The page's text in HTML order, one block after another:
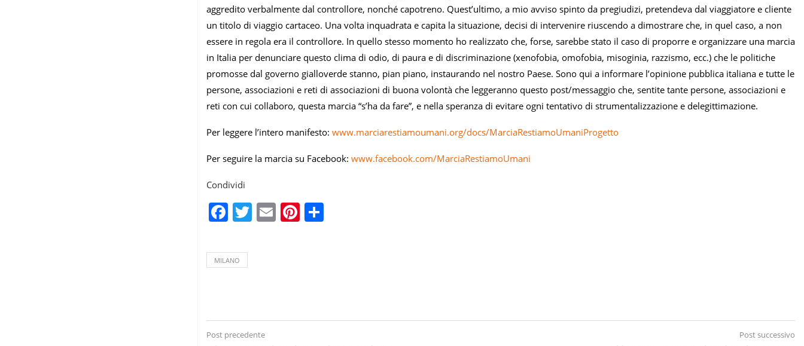
aggredito verbalmente dal controllore, nonché capotreno. Quest’ultimo, a mio avviso spinto da pregiudizi, pretendeva dal viaggiatore e cliente
un titolo di viaggio cartaceo. Una volta inquadrata e capita la situazione, decisi di intervenire riuscendo a dimostrare che, in quel caso, a non
essere in regola era il controllore. In quello stesso momento ho realizzato che, forse, sarebbe stato il caso di proporre e organizzare una marcia
in Italia per denunciare questo clima di odio, di paura e di discriminazione (xenofobia, omofobia, misoginia, razzismo, ecc.) che le politiche
promosse dal governo gialloverde stanno, pian piano, instaurando nel nostro Paese. Sono qui a informare l’opinione pubblica italiana e tutte le
persone, associazioni e reti di associazioni di buona volontà che leggeranno questo post/messaggio che, sentite tante persone, associazioni e
reti con cui collaboro, questa marcia “s’ha da fare”, e nella speranza di evitare ogni tentativo di strumentalizzazione e delegittimazione.
Per leggere l’intero manifesto: www.marciarestiamoumani.org/docs/MarciaRestiamoUmaniProgetto
Per seguire la marcia su Facebook: www.facebook.com/MarciaRestiamoUmani
Condividi
Facebook
Twitter
EmailPinterest
MILANO
Post precedente Post successivo